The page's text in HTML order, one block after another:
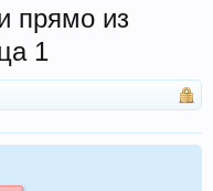
прямо из
1